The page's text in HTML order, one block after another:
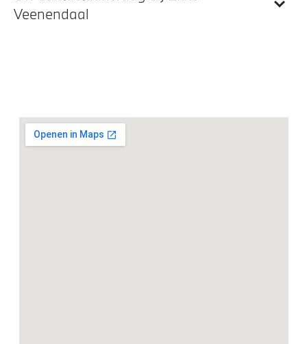
BMW Iconic Glow nierengrille
Extra getint glas in achterportierruiten, achterste
Veenendaal